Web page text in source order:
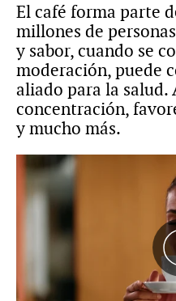
El café forma parte
millones de
y sabor, cuando se
moderación, puede
aliado para la salud.
concentración,
y mucho más.